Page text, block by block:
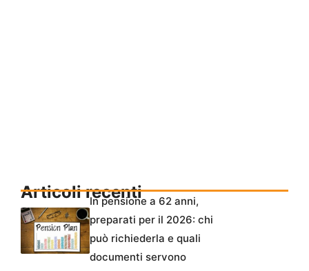
Articoli recentiIn pensione a 62 anni,
preparati per il 2026: chi
può richiederla e quali
documenti servono